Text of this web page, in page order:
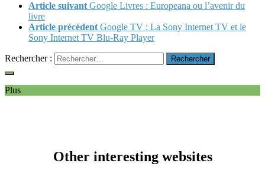
Article suivant Google Livres : Europeana ou l’avenir du
livre
Article précédent Google TV : La Sony Internet TV et le
Sony Internet TV Blu-Ray Player
Rechercher :
Plus
Other interesting websites